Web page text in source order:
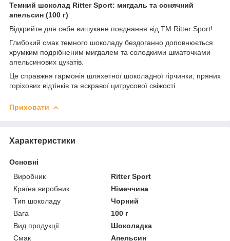
Темний шоколад Ritter Sport: мигдаль та сонячний
апельсин (100 г)
Відкрийте для себе вишукане поєднання від ТМ Ritter Sport!
Глибокий смак темного шоколаду бездоганно доповнюється
хрумким подрібненим мигдалем та солодкими шматочками
апельсинових цукатів.
Це справжня гармонія шляхетної шоколадної гірчинки, пряних
горіхових відтінків та яскравої цитрусової свіжості.
Приховати
Характеристики
Основні
Виробник
Ritter Sport
Країна виробник
Німеччина
Тип шоколаду
Чорний
Вага
100 г
Вид продукції
Шоколадка
Смак
Апельсин